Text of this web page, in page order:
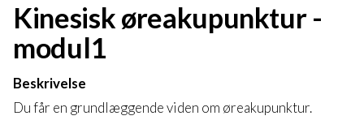
Kinesisk øreakupunktur -
modul1
Beskrivelse
Du får en grundlæggende viden om øreakupunktur.